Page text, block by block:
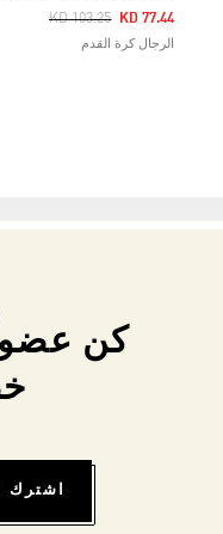
Reduced From
KD 103.25
To KD 77.44
الرجال كرة القدم
كن
اشترك